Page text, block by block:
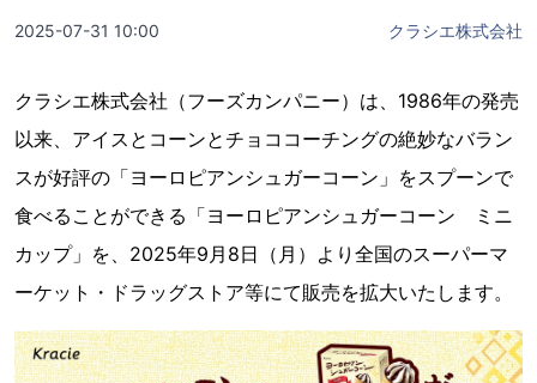
2025-07-31 10:00 クラシエ株式会社
クラシエ株式会社（フーズカンパニー）は、1986年の発売
以来、アイスとコーンとチョココーチングの絶妙なバラン
スが好評の「ヨーロピアンシュガーコーン」をスプーンで
食べることができる「ヨーロピアンシュガーコーン ミニ
カップ」を、2025年9月8日（月）より全国のスーパーマ
ーケット・ドラッグストア等にて販売を拡大いたします。